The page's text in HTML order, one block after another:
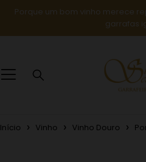
Porque um bom vinho merece
garrafas
Início Vinho Vinho Douro